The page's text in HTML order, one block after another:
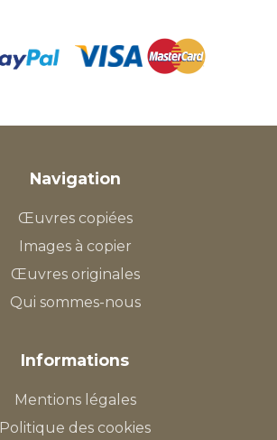
Navigation
Œuvres copiées
Images à copier
Œuvres originales
Qui sommes-nous
Informations
Mentions légales
Politique des cookies